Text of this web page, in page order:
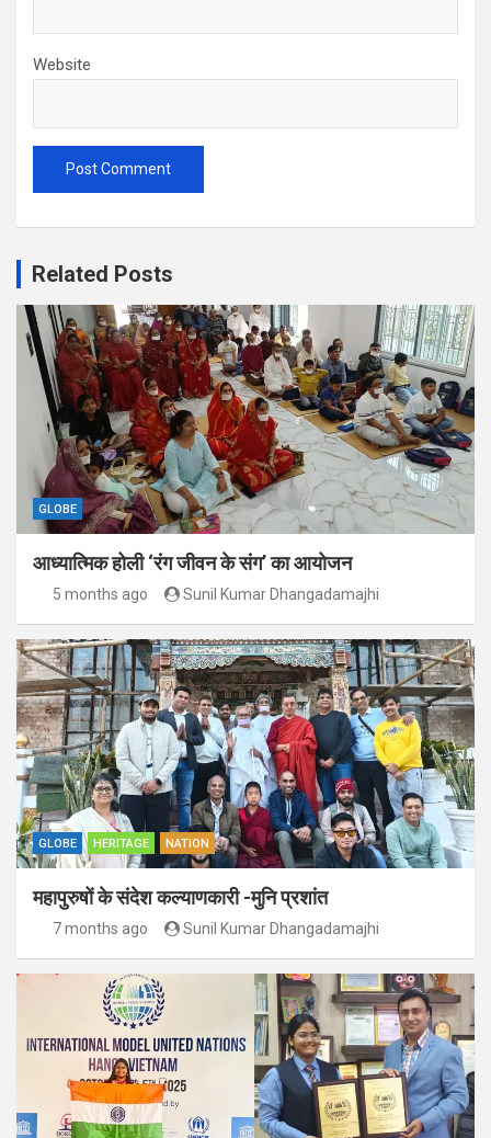
Website
Related Posts
GLOBE
आध्यात्मिक होली ‘रंग जीवन के संग’ का आयोजन
5 months ago Sunil Kumar Dhangadamajhi
GLOBE HERITAGE NATION
महापुरुषों के संदेश कल्याणकारी -मुनि प्रशांत
7 months ago Sunil Kumar Dhangadamajhi